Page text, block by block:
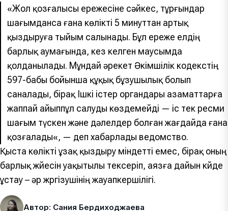
«Жол қозғалысы ережесіне сәйкес, тұрғындар
шағымданса ғана көлікті 5 минуттан артық
қыздыруға тыйым салынады. Бұл ереже елдің
барлық аумағында, кез келген маусымда
қолданылады. Мұндай әрекет Әкімшілік кодекстің
597-бабы бойынша құқық бұзушылық болып
саналады, бірақ Ішкі істер органдары азаматтарға
жаппай айыппұл салуды көздемейді — іс тек ресми
шағым түскен және дәлелдер болған жағдайда ғана
қозғалады«, — деп хабарлады ведомство.
Қыста көлікті ұзақ қыздыру міндетті емес, бірақ оның
барлық жүйесін уақытылы тексеріп, аязға дайын күйде
ұстау – әр жүргізушінің жауапкершілігі.
Автор: Сания Бердиходжаева